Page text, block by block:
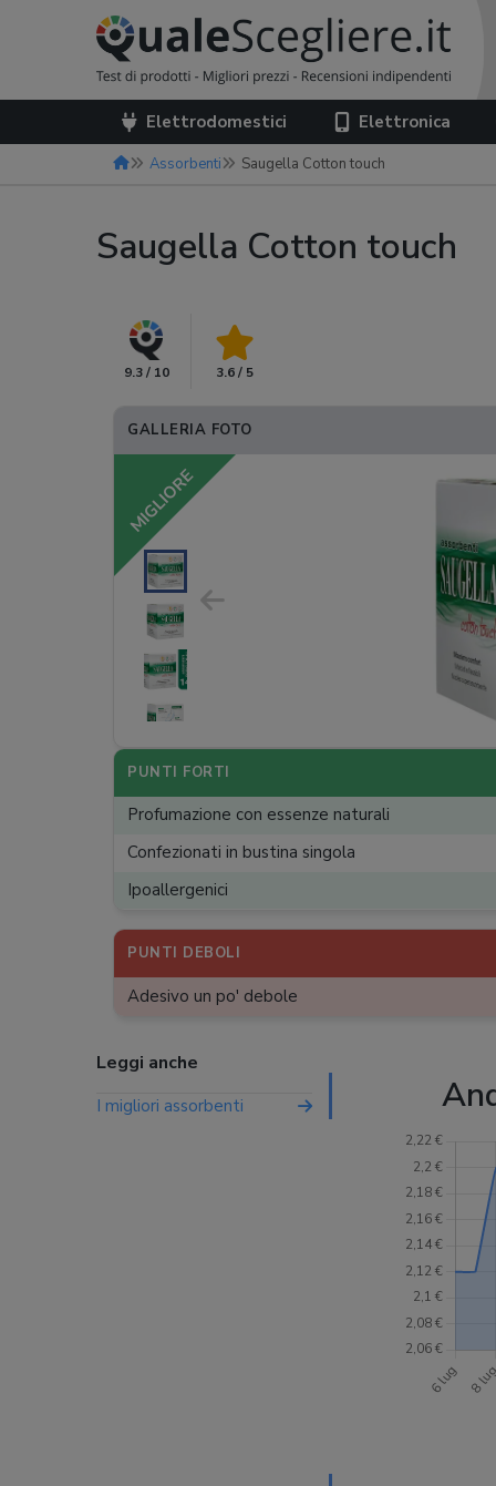
Elettrodomestici Elettronica
Assorbenti Saugella Cotton touch
Saugella Cotton touch
9.3 / 10 3.6 / 5
GALLERIA FOTO
MIGLIORE
PUNTI FORTI
Profumazione con essenze naturali
Confezionati in bustina singola
Ipoallergenici
PUNTI DEBOLI
Adesivo un po' debole
Leggi anche
I migliori assorbenti